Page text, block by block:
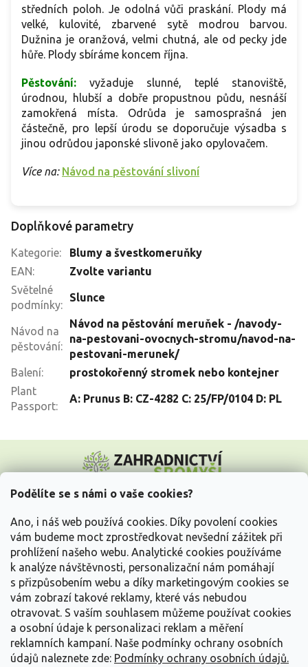
Podělíte se s námi o vaše cookies?
Ano, i náš web používá cookies. Díky povolení cookies
vám budeme moct zprostředkovat nevšední zážitek při
prohlížení našeho webu. Analytické cookies používáme
k analýze návštěvnosti, personalizační nám pomáhají
s přizpůsobením webu a díky marketingovým cookies se
vám zobrazí takové reklamy, které vás nebudou
otravovat. S vaším souhlasem můžeme používat cookies
a osobní údaje k personalizaci reklam a měření
reklamních kampaní. Naše podmínky ochrany osobních
údajů naleznete zde: Podmínky ochrany osobních údajů.
středních poloh. Je odolná vůči praskání. Plody má
velké, kulovité, zbarvené sytě modrou barvou.
Dužnina je oranžová, velmi chutná, ale od pecky jde
hůře. Plody sbíráme koncem října.
Pěstování: vyžaduje slunné, teplé stanoviště,
úrodnou, hlubší a dobře propustnou půdu, nesnáší
zamokřená místa. Odrůda je samosprašná jen
částečně, pro lepší úrodu se doporučuje výsadba s
jinou odrůdou japonské slivoně jako opylovačem.
Více na: Návod na pěstování slivoní
Doplňkové parametry
Kategorie:
Blumy a švestkomeruňky
EAN:
Zvolte variantu
Světelné
podmínky:
Slunce
Návod na
pěstování:
Návod na pěstování meruňek - /navody-
na-pestovani-ovocnych-stromu/navod-na-
pestovani-merunek/
Balení:
prostokořenný stromek nebo kontejner
Plant
Passport:
A: Prunus B: CZ-4282 C: 25/FP/0104 D: PL
p
Vše o nákupu
Informace pro Vás
Kontakujte nás